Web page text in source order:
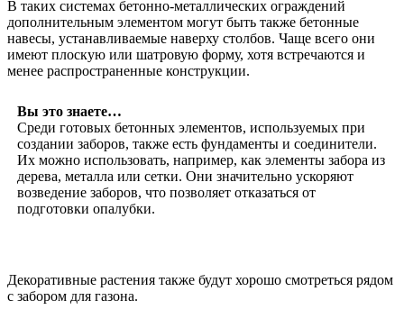
В таких системах бетонно-металлических ограждений
дополнительным элементом могут быть также бетонные
навесы, устанавливаемые наверху столбов. Чаще всего они
имеют плоскую или шатровую форму, хотя встречаются и
менее распространенные конструкции.
Вы это знаете…
Среди готовых бетонных элементов, используемых при
создании заборов, также есть фундаменты и соединители.
Их можно использовать, например, как элементы забора из
дерева, металла или сетки. Они значительно ускоряют
возведение заборов, что позволяет отказаться от
подготовки опалубки.
Декоративные растения также будут хорошо смотреться рядом
с забором для газона.